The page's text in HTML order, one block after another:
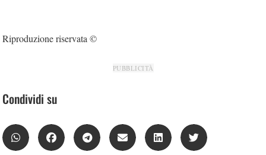
Riproduzione riservata ©
PUBBLICITÀ
Condividi su